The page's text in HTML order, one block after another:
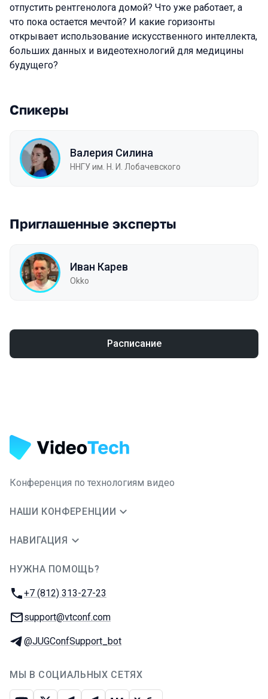
отпустить рентгенолога домой? Что уже работает, а
что пока остается мечтой? И какие горизонты
открывает использование искусственного интеллекта,
больших данных и видеотехнологий для медицины
будущего?
Спикеры
Валерия Силина
ННГУ им. Н. И. Лобачевского
Приглашенные эксперты
Иван Карев
Okko
Расписание
Конференция по технологиям видео
НАШИ КОНФЕРЕНЦИИ
НАВИГАЦИЯ
НУЖНА ПОМОЩЬ?
Телефон:
+7 (812) 313-27-23
E-mail:
support@vtconf.com
Телеграм:
@JUGConfSupport_bot
МЫ В СОЦИАЛЬНЫХ СЕТЯХ